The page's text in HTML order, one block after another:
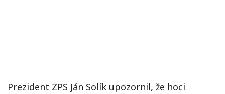
Prezident ZPS Ján Solík upozornil, že hoci